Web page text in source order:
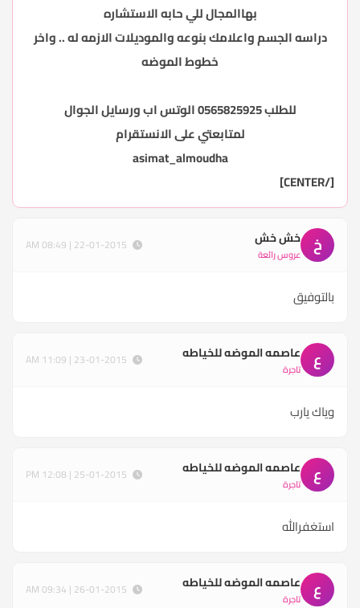
بهاالمجال للي حابه الاستشاره
دراسه الجسم واعلامك بنوعه والموديلات الازمه له .. واخر
خطوط الموضه
للطلب 0565825925 الوتس اب ورسايل الجوال
لمتابعتي على الانستقرام
asimat_almoudha
[/CENTER]
خ خش خش
عروس رائعة
بالتوفيق
ع عاصمه الموضه للخياطه
تاجرة
وياك يارب
ع عاصمه الموضه للخياطه
تاجرة
استغفرالله
ع عاصمه الموضه للخياطه
تاجرة